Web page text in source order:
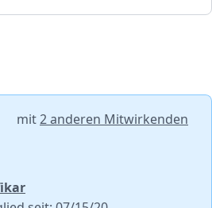
mit2 anderen Mitwirkenden